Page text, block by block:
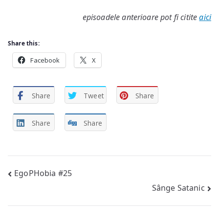
episoadele anterioare pot fi cititeaici
Share this:
Facebook X
Share Tweet Share
Share Share
Post
EgoPHobia #25
Sânge Satanic